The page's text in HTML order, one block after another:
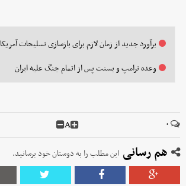
برآورد جدید از زمان لازم برای بازسازی تسلیحات آمریکا
وعده ترامپ و بسنت پس از اتمام جنگ علیه ایران
۰ A
هم رسانی این مطلب را به دوستان خود برسانید.